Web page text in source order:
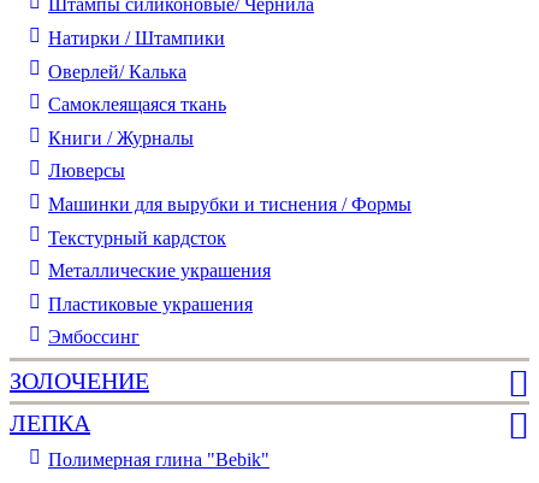
Штампы силиконовые/ Чернила
Натирки / Штампики
Оверлей/ Калька
Самоклеящаяся ткань
Книги / Журналы
Люверсы
Машинки для вырубки и тиснения / Формы
Текстурный кардсток
Металлические украшения
Пластиковые украшения
Эмбоссинг
ЗОЛОЧЕНИЕ
ЛЕПКА
Полимерная глина "Bebik"